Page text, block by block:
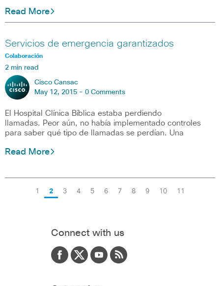
Read More
Servicios de emergencia garantizados
Colaboración
2 min read
Cisco Cansac
May 12, 2015 - 0 Comments
El Hospital Clínica Bíblica estaba perdiendo
llamadas. Peor aún, no había implementado controles
para saber qué tipo de llamadas se perdían. Una
Read More
1 2 3 4 5 6 7 8 9 10 11
Connect with us